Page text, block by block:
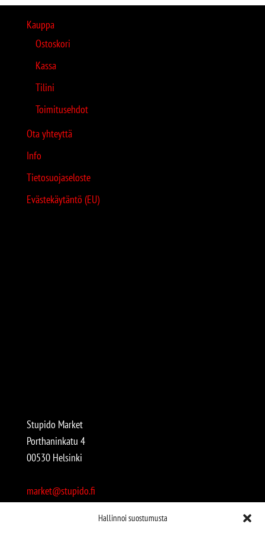
Hallinnoi suostumusta
Kauppa
Ostoskori
Kassa
Tilini
Toimitusehdot
Ota yhteyttä
Info
Tietosuojaseloste
Evästekäytäntö (EU)
Stupido Market
Porthaninkatu 4
00530 Helsinki
market@stupido.fi